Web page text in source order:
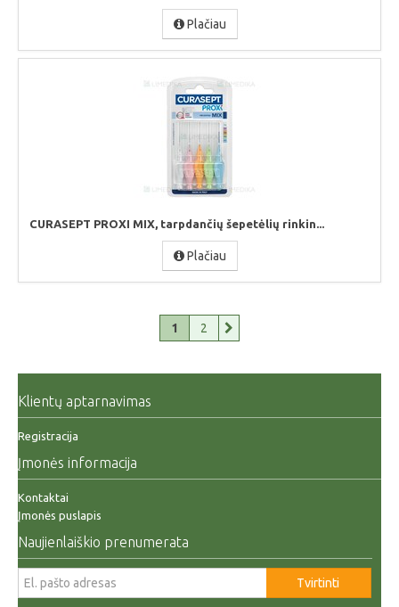
Plačiau
CURASEPT PROXI MIX, tarpdančių šepetėlių rinkin...
Plačiau
1 2
Klientų aptarnavimas
Registracija
Įmonės informacija
Kontaktai
Įmonės puslapis
Naujienlaiškio prenumerata
Tvirtinti